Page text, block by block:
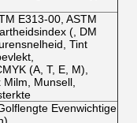
E313-00, ASTM
(, DM
Tint
(A, T, E, M),
Munsell,
Evenwichtige